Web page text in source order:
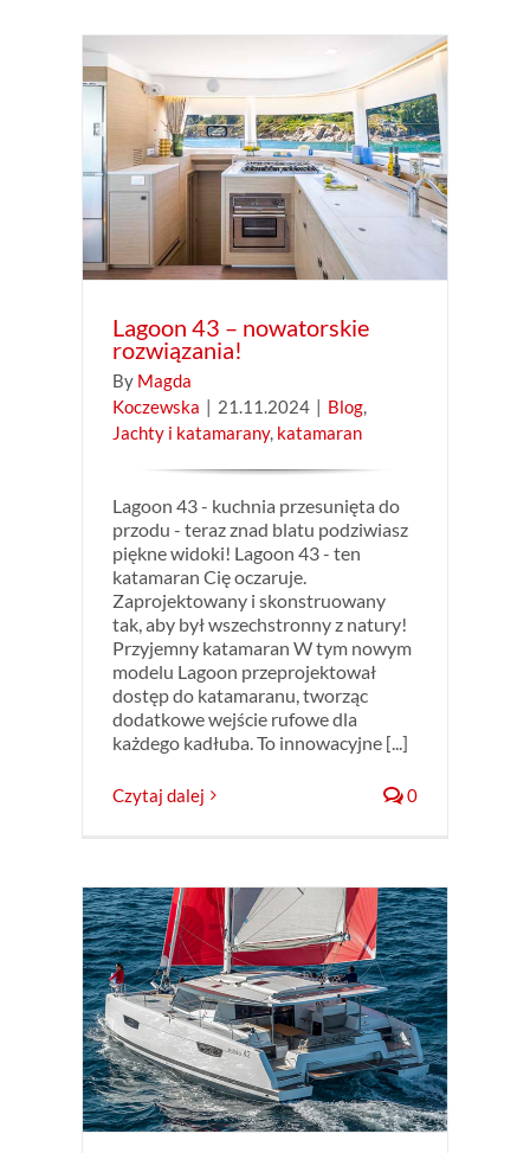
Lagoon 43 – nowatorskie
rozwiązania!
By Magda
Koczewska | 21.11.2024 | Blog,
Jachty i katamarany, katamaran
Lagoon 43 - kuchnia przesunięta do
przodu - teraz znad blatu podziwiasz
piękne widoki! Lagoon 43 - ten
katamaran Cię oczaruje.
Zaprojektowany i skonstruowany
tak, aby był wszechstronny z natury!
Przyjemny katamaran W tym nowym
modelu Lagoon przeprojektował
dostęp do katamaranu, tworząc
dodatkowe wejście rufowe dla
każdego kadłuba. To innowacyjne [...]
Czytaj dalej 0